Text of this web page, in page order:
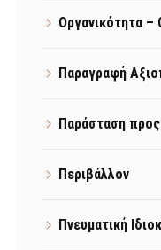
Οργανικότητα –
Παραγραφή
Παράσταση
Περιβάλλον
Πνευματική